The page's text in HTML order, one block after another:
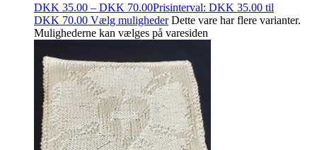
DKK 35.00 – DKK 70.00Prisinterval: DKK 35.00 til
DKK 70.00 Vælg muligheder Dette vare har flere varianter.
Mulighederne kan vælges på varesiden